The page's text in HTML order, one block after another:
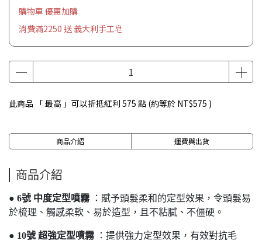
購物車 優惠加購
消費滿2250 送 義大利手工皂
此商品 「 最高 」可以折抵紅利 575 點 (約等於 NT$575 )
商品介紹 運費與出貨
商品介紹
● 6號 中度定型噴霧 ：賦予頭髮柔和的定型效果，令頭髮易
於梳理、觸感柔軟、易於造型，且不粘膩、不僵硬。
● 10號 超強定型噴霧：提供強力定型效果，有效對抗毛